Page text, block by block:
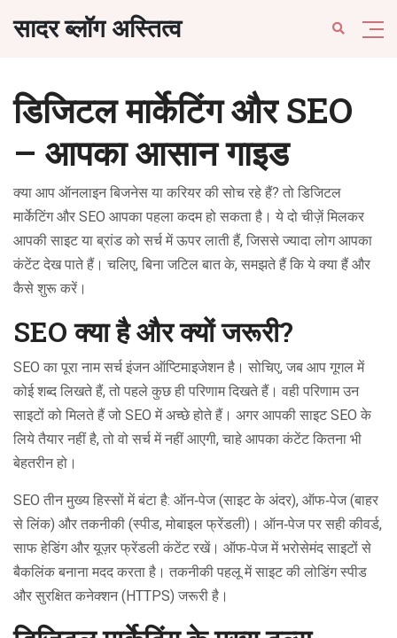
सादर ब्लॉग अस्तित्व
डिजिटल मार्केटिंग और SEO
– आपका आसान गाइड
क्या आप ऑनलाइन बिजनेस या करियर की सोच रहे हैं? तो डिजिटल
मार्केटिंग और SEO आपका पहला कदम हो सकता है। ये दो चीज़ें मिलकर
आपकी साइट या ब्रांड को सर्च में ऊपर लाती हैं, जिससे ज्यादा लोग आपका
कंटेंट देख पाते हैं। चलिए, बिना जटिल बात के, समझते हैं कि ये क्या हैं और
कैसे शुरू करें।
SEO क्या है और क्यों जरूरी?
SEO का पूरा नाम सर्च इंजन ऑप्टिमाइजेशन है। सोचिए, जब आप गूगल में
कोई शब्द लिखते हैं, तो पहले कुछ ही परिणाम दिखते हैं। वही परिणाम उन
साइटों को मिलते हैं जो SEO में अच्छे होते हैं। अगर आपकी साइट SEO के
लिये तैयार नहीं है, तो वो सर्च में नहीं आएगी, चाहे आपका कंटेंट कितना भी
बेहतरीन हो।
SEO तीन मुख्य हिस्सों में बंटा है: ऑन‑पेज (साइट के अंदर), ऑफ‑पेज (बाहर
से लिंक) और तकनीकी (स्पीड, मोबाइल फ्रेंडली)। ऑन‑पेज पर सही कीवर्ड,
साफ हेडिंग और यूज़र फ्रेंडली कंटेंट रखें। ऑफ‑पेज में भरोसेमंद साइटों से
बैकलिंक बनाना मदद करता है। तकनीकी पहलू में साइट की लोडिंग स्पीड
और सुरक्षित कनेक्शन (HTTPS) जरूरी है।